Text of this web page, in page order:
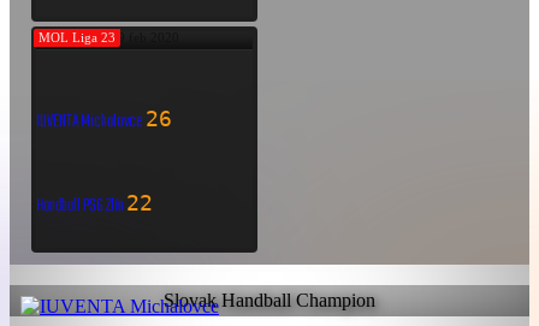
MOL Liga 23
IUVENTA Michalovce26
Handball PSG Zlín22
29 feb 2020
Slovak Handball Champion